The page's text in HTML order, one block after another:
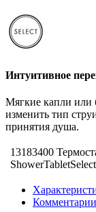
Интуитивное
Мягкие капли или
изменить тип
принятия душа.
13183400
Комментарии